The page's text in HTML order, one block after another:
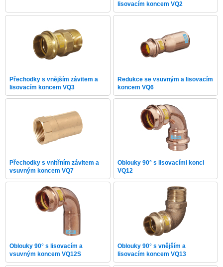
lisovacím koncem VQ2
Přechodky s vnějším závitem a
lisovacím koncem VQ3
Redukce se vsuvným a lisovacím
koncem VQ6
Přechodky s vnitřním závitem a
vsuvným koncem VQ7
Oblouky 90° s lisovacími konci
VQ12
Oblouky 90° s lisovacím a
vsuvným koncem VQ12S
Oblouky 90° s vnějším a
lisovacím koncem VQ13